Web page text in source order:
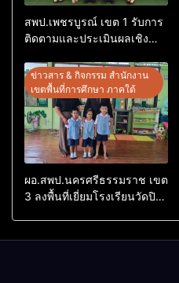
สพป.เพชรบูรณ์ เขต 1 รับการ
ติดตามและประเมินผลเชิง
ต้นแบบ” ระดับประเทศ รุ่นที่ 3
ประจำปีงบประมาณ พ.ศ.
2569
ข่าวสาร & กิจกรรม สำนักงาน
เขตพื้นที่การศึกษา ภาคใต้
ผอ.สพป.นครศรีธรรมราช เขต
3 ลงพื้นที่เยี่ยมโรงเรียนวัดปิยา